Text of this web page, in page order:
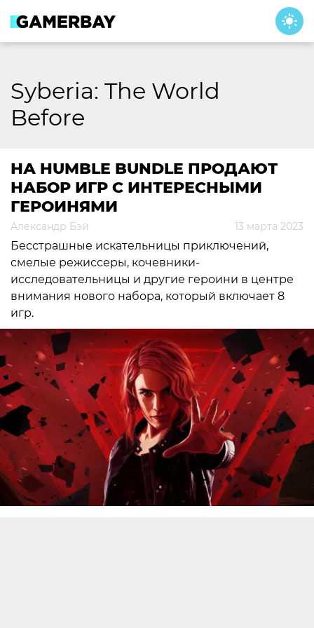
content
Syberia: The World
Before
НА HUMBLE BUNDLE ПРОДАЮТ
НАБОР ИГР С ИНТЕРЕСНЫМИ
ГЕРОИНЯМИ
Александр Бэй 13 марта 2023
Бесстрашные искательницы приключений,
смелые режиссеры, кочевники-
исследовательницы и другие героини в центре
внимания нового набора, который включает 8
игр.